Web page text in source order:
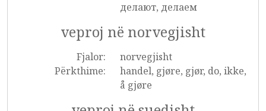
делают, делаем
veproj në norvegjisht
Fjalor:
norvegjisht
Përkthime:
handel, gjøre, gjør, do, ikke,
å gjøre